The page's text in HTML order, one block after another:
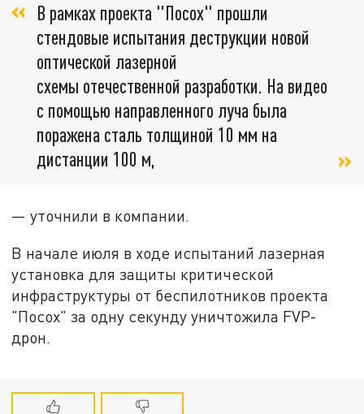
В рамках проекта "Посох" прошли
стендовые испытания деструкции новой
оптической лазерной
схемы отечественной разработки. На видео
с помощью направленного луча была
поражена сталь толщиной 10 мм на
дистанции 100 м,
— уточнили в компании.
В начале июля в ходе испытаний лазерная
установка для защиты критической
инфраструктуры от беспилотников проекта
"Посох" за одну секунду уничтожила FVP-
дрон.